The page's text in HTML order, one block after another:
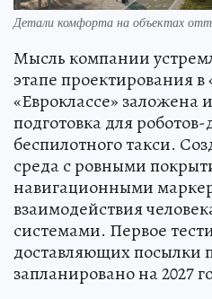
Детали комфорта на объектах
Мысль компании
этапе проектирования в
«Евроклассе»
подготовка для
беспилотного такси.
среда с ровными
навигационными
взаимодействия
системами. Первое
доставляющих посылки
запланировано на 2027